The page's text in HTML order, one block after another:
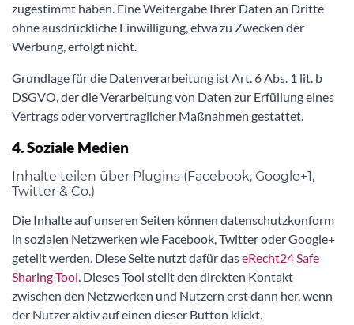
zugestimmt haben. Eine Weitergabe Ihrer Daten an Dritte
ohne ausdrückliche Einwilligung, etwa zu Zwecken der
Werbung, erfolgt nicht.
Grundlage für die Datenverarbeitung ist Art. 6 Abs. 1 lit. b
DSGVO, der die Verarbeitung von Daten zur Erfüllung eines
Vertrags oder vorvertraglicher Maßnahmen gestattet.
4. Soziale Medien
Inhalte teilen über Plugins (Facebook, Google+1,
Twitter & Co.)
Die Inhalte auf unseren Seiten können datenschutzkonform
in sozialen Netzwerken wie Facebook, Twitter oder Google+
geteilt werden. Diese Seite nutzt dafür daseRecht24 Safe
Sharing Tool. Dieses Tool stellt den direkten Kontakt
zwischen den Netzwerken und Nutzern erst dann her, wenn
der Nutzer aktiv auf einen dieser Button klickt.